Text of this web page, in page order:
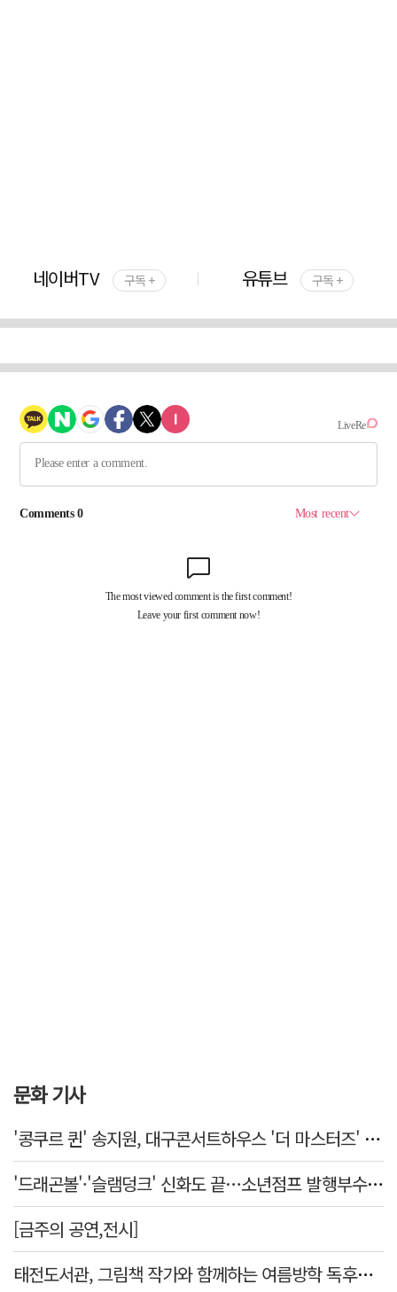
네이버TV 구독 + 유튜브 구독 +
문화 기사
'콩쿠르 퀸' 송지원, 대구콘서트하우스 '더 마스터즈' 무대 오른다
'드래곤볼'·'슬램덩크' 신화도 끝…소년점프 발행부수 100만부 붕괴
[금주의 공연,전시]
태전도서관, 그림책 작가와 함께하는 여름방학 독후체험 운영